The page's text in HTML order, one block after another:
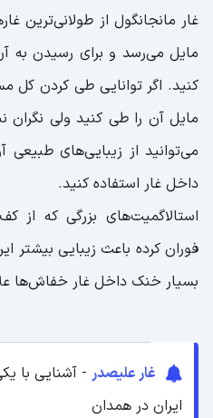
مایل می‌رسد و برای رسیدن به
کنید. اگر توانایی طی کردن کل
مایل آن را طی کنید ولی نگران
می‌توانید از زیبایی‌های
داخل غار استفاده کنید.
استالاگمیت‌های بزرگی که از
فوران کرده باعث زیبایی بیشتر
بسیار خنک داخل غار خفاش‌ها
غار علیصدر - آشنایی با
ایران در همدان